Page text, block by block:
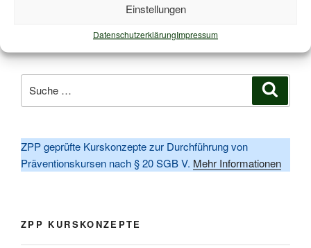
Einstellungen
DatenschutzerklärungImpressum
nach:
ZPP geprüfte Kurskonzepte zur Durchführung von
Präventionskursen nach § 20 SGB V. Mehr Informationen
ZPP KURSKONZEPTE